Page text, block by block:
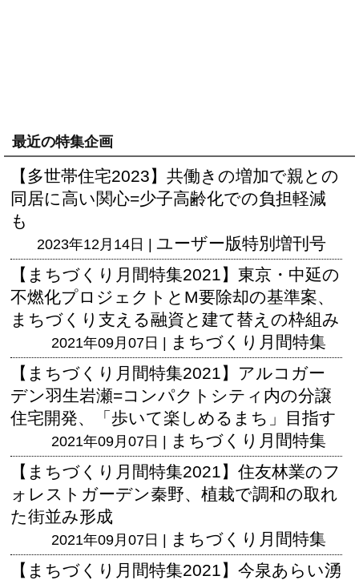
最近の特集企画
【多世帯住宅2023】共働きの増加で親との
同居に高い関心=少子高齢化での負担軽減
も
2023年12月14日 | ユーザー版特別増刊号
【まちづくり月間特集2021】東京・中延の
不燃化プロジェクトとM要除却の基準案、
まちづくり支える融資と建て替えの枠組み
2021年09月07日 | まちづくり月間特集
【まちづくり月間特集2021】アルコガー
デン羽生岩瀬=コンパクトシティ内の分譲
住宅開発、「歩いて楽しめるまち」目指す
2021年09月07日 | まちづくり月間特集
【まちづくり月間特集2021】住友林業のフ
ォレストガーデン秦野、植栽で調和の取れ
た街並み形成
2021年09月07日 | まちづくり月間特集
【まちづくり月間特集2021】今泉あらい湧